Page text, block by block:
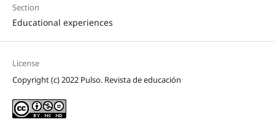
Section
Educational experiences
License
Copyright (c) 2022 Pulso. Revista de educación